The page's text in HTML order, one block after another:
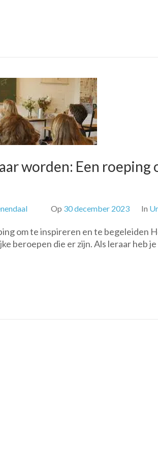
worden: Een
Op 30 december 2023 In
om te inspireren en te begeleiden
beroepen die er zijn. Als leraar heb